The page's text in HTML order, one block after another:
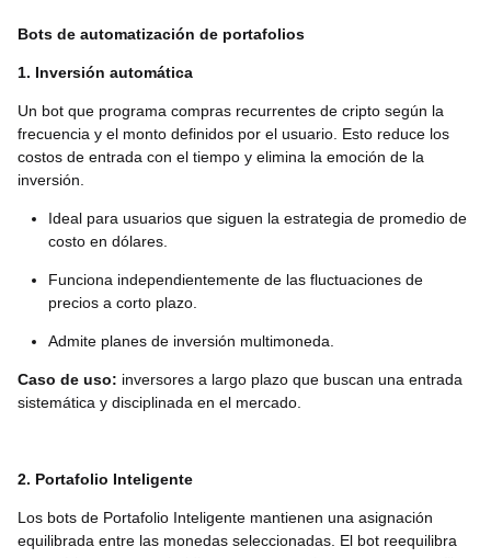
Bots de automatización de portafolios
1. Inversión automática
Un bot que programa compras recurrentes de cripto según la
frecuencia y el monto definidos por el usuario. Esto reduce los
costos de entrada con el tiempo y elimina la emoción de la
inversión.
Ideal para usuarios que siguen la estrategia de promedio de
costo en dólares.
Funciona independientemente de las fluctuaciones de
precios a corto plazo.
Admite planes de inversión multimoneda.
Caso de uso: inversores a largo plazo que buscan una entrada
sistemática y disciplinada en el mercado.
2. Portafolio Inteligente
Los bots de Portafolio Inteligente mantienen una asignación
equilibrada entre las monedas seleccionadas. El bot reequilibra